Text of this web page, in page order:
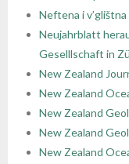
- - Regulamin
- - Uchwały bieżące
- - Oddział
- - Oddział
- - Oddział
- - Oddział
- - Sekcja Historii
- - Sekcja
- - Sekcja
- - I Kongres
- - II Kongres
- - III Kongres
- - IV Kongres
- Zjazdy Naukowe
- - Archiwum
- Inne konferencje
- - POKOS –
Sedymentologiczna
- Warsztaty
- Członkowie
- Członkowie
- Opłaty
- Katalog (Online
- Katalog czasopism
- Katalog map
- Przewodniki
Nagrody i stypendia
Linki
Galerie
Neftena i
Neujahrblatt
Geselllschaft in
New Zealand
New Zealand
New Zealand
New Zealand
New Zealand